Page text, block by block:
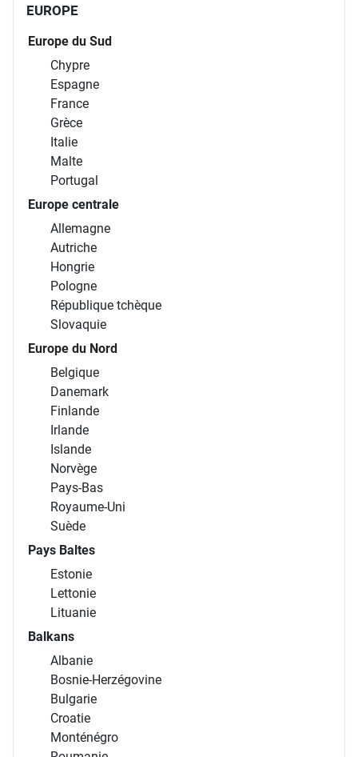
EUROPE
Europe du Sud
Chypre
Espagne
France
Grèce
Italie
Malte
Portugal
Europe centrale
Allemagne
Autriche
Hongrie
Pologne
République tchèque
Slovaquie
Europe du Nord
Belgique
Danemark
Finlande
Irlande
Islande
Norvège
Pays-Bas
Royaume-Uni
Suède
Pays Baltes
Estonie
Lettonie
Lituanie
Balkans
Albanie
Bosnie-Herzégovine
Bulgarie
Croatie
Monténégro